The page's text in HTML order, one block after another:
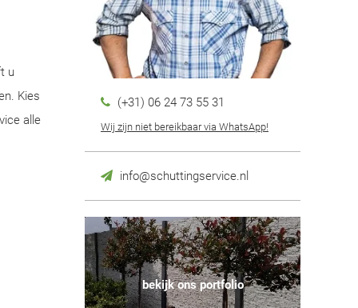
u
Kies
alle
(+31) 06 24 73 55 31
Wij zijn niet bereikbaar via WhatsApp!
info@schuttingservice.nl
bekijk ons portfolio